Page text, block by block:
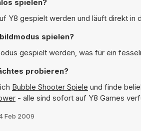
spielen?
Y8 gespielt werden und läuft direkt in
spielen?
gespielt werden, was für ein
probieren?
Bubble Shooter Spiele und finde
- alle sind sofort auf Y8 Games
Feb 2009